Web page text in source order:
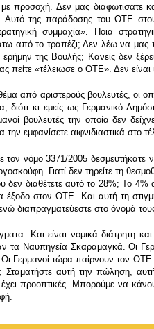
προσοχή. Δεν μας διαφωτίσατε
Αυτό της παράδοσης του ΟΤΕ
συμμαχία». Ποια
από το τραπέζι; Δεν λέω να μας
ερήμην της Βουλής; Κανείς δεν
πείτε «τέλειωσε ο ΟΤΕ». Δεν
από αριστερούς βουλευτές, οι
διότι κι εμείς ως Γερμανικό
βουλευτές την οποία δεν
εμφανίσετε αιφνιδιαστικά στο
νόμο 3371/2005 δεσμευτήκατε
Γιατί δεν τηρείτε τη
δεν διαθέτετε αυτό το 28%; Το
έξοδο στον ΟΤΕ. Και αυτή τη
διαπραγματεύεστε στο όνομά
Και είναι νομικά διάτρητη
τα Ναυπηγεία Σκαραμαγκά. Οι
Γερμανοί τώρα παίρνουν τον
Σταματήστε αυτή την πώληση,
προοπτικές. Μπορούμε να